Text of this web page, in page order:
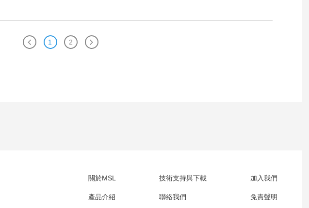
1 2
關於MSL
產品介紹
技術支持與下載
聯絡我們
加入我們
免責聲明